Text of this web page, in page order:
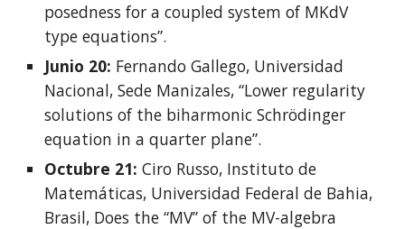
posedness for a coupled system of MKdV
type equations”.
Junio 20: Fernando Gallego, Universidad
Nacional, Sede Manizales, “Lower regularity
solutions of the biharmonic Schrödinger
equation in a quarter plane”.
Octubre 21: Ciro Russo, Instituto de
Matemáticas, Universidad Federal de Bahia,
Brasil, Does the “MV” of the MV-algebra